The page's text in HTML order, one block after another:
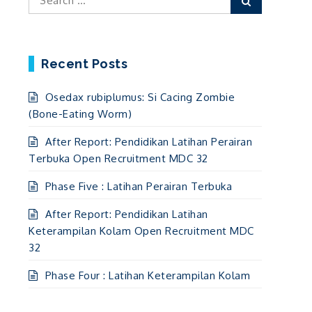
for:
Recent Posts
Osedax rubiplumus: Si Cacing Zombie
(Bone-Eating Worm)
After Report: Pendidikan Latihan Perairan
Terbuka Open Recruitment MDC 32
Phase Five : Latihan Perairan Terbuka
After Report: Pendidikan Latihan
Keterampilan Kolam Open Recruitment MDC
32
Phase Four : Latihan Keterampilan Kolam